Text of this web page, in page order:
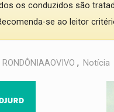
os conduzidos são
se ao leitor
RONDÔNIAAOVIVO , Notícia